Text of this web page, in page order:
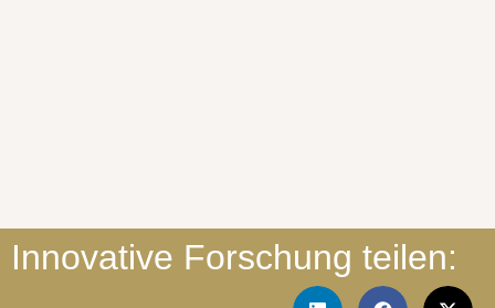
Innovative Forschung teilen: